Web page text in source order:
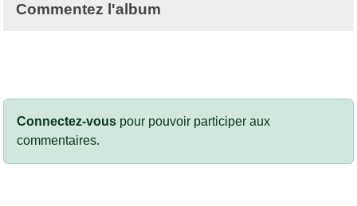
Commentez l'album
Connectez-vous pour pouvoir participer aux
commentaires.